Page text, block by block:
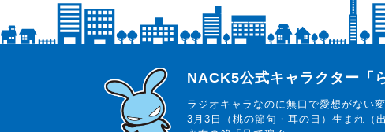
らじっと君
NACK5公式キャラクター「
ラジオキャラなのに無口で愛想がない
3月3日（桃の節句・耳の日）生まれ（